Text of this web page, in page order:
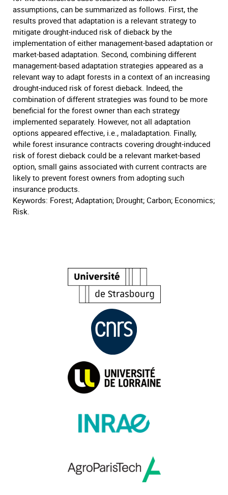
assumptions, can be summarized as follows. First, the
results proved that adaptation is a relevant strategy to
mitigate drought-induced risk of dieback by the
implementation of either management-based adaptation or
market-based adaptation. Second, combining different
management-based adaptation strategies appeared as a
relevant way to adapt forests in a context of an increasing
drought-induced risk of forest dieback. Indeed, the
combination of different strategies was found to be more
beneficial for the forest owner than each strategy
implemented separately. However, not all adaptation
options appeared effective, i.e., maladaptation. Finally,
while forest insurance contracts covering drought-induced
risk of forest dieback could be a relevant market-based
option, small gains associated with current contracts are
likely to prevent forest owners from adopting such
insurance products.
Keywords: Forest; Adaptation; Drought; Carbon; Economics;
Risk.